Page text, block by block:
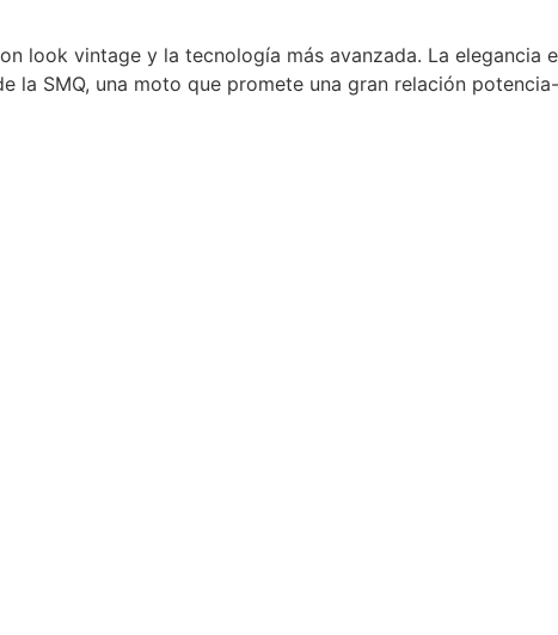
look vintage y la tecnología más avanzada. La elegancia
SMQ, una moto que promete una gran relación